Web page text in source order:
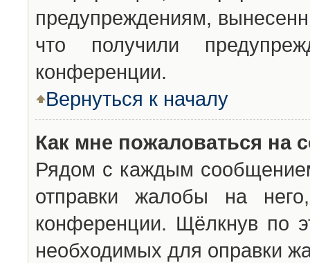
предупреждениям,
что получили
конференции.
Вернуться к началу
Как мне пожаловаться на
Рядом с каждым
отправки жалобы на
конференции. Щёлкнув по
необходимых для оправки